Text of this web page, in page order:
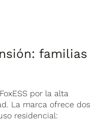
familias
por la alta
La marca ofrece dos
residencial: